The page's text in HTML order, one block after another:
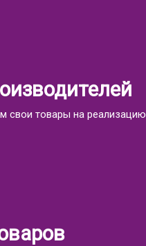
свои товары на реализацию